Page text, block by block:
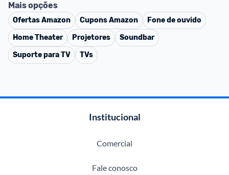
Mais opções
OfertasAmazon CuponsAmazon
Fone de ouvido
Home Theater
Projetores
Soundbar
Suporte para TV
TVs
Institucional
Comercial
Fale conosco